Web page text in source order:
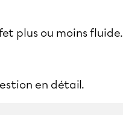
plus ou moins fluide.
en détail.